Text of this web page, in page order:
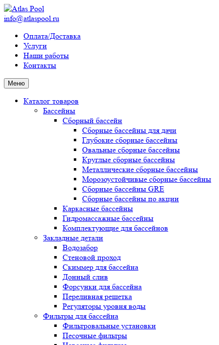
info@atlaspool.ru
Оплата/Доставка
Услуги
Наши работы
Контакты
Меню
Каталог товаров
Бассейны
Сборный бассейн
Сборные бассейны для дачи
Глубокие сборные бассейны
Овальные сборные бассейны
Круглые сборные бассейны
Металлические сборные бассейны
Морозоустойчивые сборные бассейны
Сборные бассейны GRE
Сборные бассейны по акции
Каркасные бассейны
Гидромассажные бассейны
Комплектующие для бассейнов
Закладные детали
Водозабор
Стеновой проход
Скиммер для бассейна
Донный слив
Форсунки для бассейна
Переливная решетка
Регуляторы уровня воды
Фильтры для бассейна
Фильтровальные установки
Песочные фильтры